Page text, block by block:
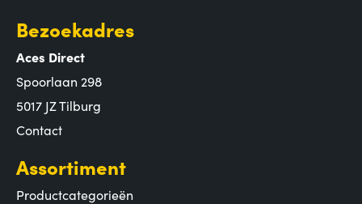
Bezoekadres
Aces Direct
Spoorlaan 298
5017 JZ Tilburg
Contact
Assortiment
Productcategorieën